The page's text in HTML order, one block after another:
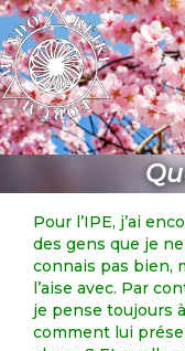
Pour l’IPE, j’ai
des gens que je ne
connais pas bien,
l’aise avec. Par
je pense toujours
comment lui